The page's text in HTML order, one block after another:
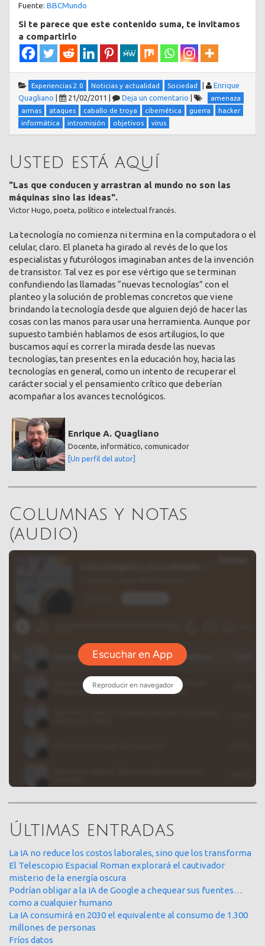
Fuente: BBCMundo
Si te parece que este contenido suma, te invitamos
a compartirlo
Experiencias 2.0 Noticias y actualidad Sociedad |
Enrique
Quagliano | 21/02/2011 | Deja un comentario |
amenaza
armas
ataques caballo de troya cibernética guerra
hacker
informática
intromisión objetivos virus
Usted está aquí
"Las que conducen y arrastran al mundo no son las
máquinas sino las ideas".
Victor Hugo, poeta, político e intelectual francés.
La tecnología no comienza ni termina en la computadora o el
celular, claro. El planeta ha girado al revés de lo que los
especialistas y futurólogos imaginaban antes de la invención
de transistor. Tal vez es por ese vértigo que se terminan
confundiendo las llamadas “nuevas tecnologías” con el
planteo y la solución de problemas concretos que viene
brindando la tecnología desde que alguien dejó de hacer las
cosas con las manos para usar una herramienta. Aunque por
supuesto también hablamos de esos artilugios, lo que
buscamos aquí es correr la mirada desde las nuevas
tecnologías, tan presentes en la educación hoy, hacia las
tecnologías en general, como un intento de recuperar el
carácter social y el pensamiento crítico que deberían
acompañar a los avances tecnológicos.
Enrique A. Quagliano
Docente, informático, comunicador
[Un perfil del autor]
Columnas y notas
(audio)
Últimas entradas
La IA no reduce los costos laborales, sino que los transforma
El Telescopio Espacial Roman explorará el cautivador
misterio de la energía oscura
Podrían obligar a la IA de Google a chequear sus fuentes…
como a cualquier humano
La IA consumirá en 2030 el equivalente al consumo de 1.300
millones de personas
Fríos datos